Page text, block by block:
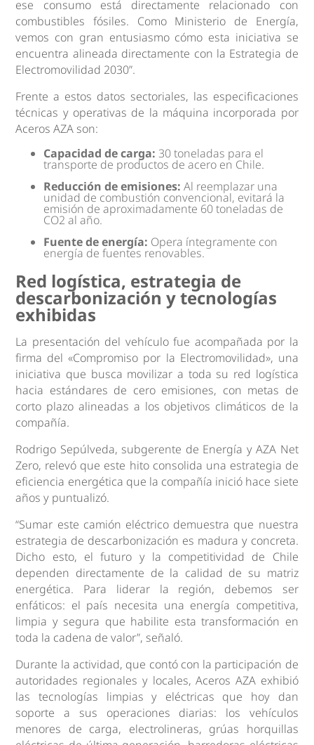
ese consumo está directamente relacionado con
combustibles fósiles. Como Ministerio de Energía,
vemos con gran entusiasmo cómo esta iniciativa se
encuentra alineada directamente con la Estrategia de
Electromovilidad 2030”.
Frente a estos datos sectoriales, las especificaciones
técnicas y operativas de la máquina incorporada por
Aceros AZA son:
Capacidad de carga: 30 toneladas para el
transporte de productos de acero en Chile.
Reducción de emisiones: Al reemplazar una
unidad de combustión convencional, evitará la
emisión de aproximadamente 60 toneladas de
CO2 al año.
Fuente de energía: Opera íntegramente con
energía de fuentes renovables.
Red logística, estrategia de
descarbonización y tecnologías
exhibidas
La presentación del vehículo fue acompañada por la
firma del «Compromiso por la Electromovilidad», una
iniciativa que busca movilizar a toda su red logística
hacia estándares de cero emisiones, con metas de
corto plazo alineadas a los objetivos climáticos de la
compañía.
Rodrigo Sepúlveda, subgerente de Energía y AZA Net
Zero, relevó que este hito consolida una estrategia de
eficiencia energética que la compañía inició hace siete
años y puntualizó.
“Sumar este camión eléctrico demuestra que nuestra
estrategia de descarbonización es madura y concreta.
Dicho esto, el futuro y la competitividad de Chile
dependen directamente de la calidad de su matriz
energética. Para liderar la región, debemos ser
enfáticos: el país necesita una energía competitiva,
limpia y segura que habilite esta transformación en
toda la cadena de valor”, señaló.
Durante la actividad, que contó con la participación de
autoridades regionales y locales, Aceros AZA exhibió
las tecnologías limpias y eléctricas que hoy dan
soporte a sus operaciones diarias: los vehículos
menores de carga, electrolineras, grúas horquillas